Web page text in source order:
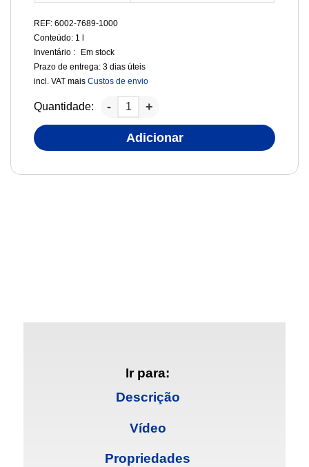
REF: 6002-7689-1000
Conteúdo: 1
Inventário :
Em stock
Prazo de entrega:3 dias úteis
incl. VAT maisCustos de envio
Quantidade:
Adicionar
Ir para:
Descrição
Vídeo
Propriedades